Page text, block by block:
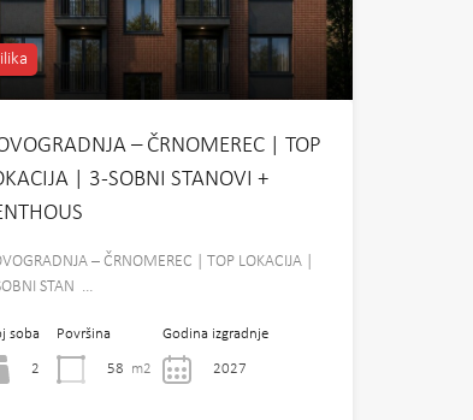
– ČRNOMEREC | TOP
| 3-SOBNI STANOVI +
– ČRNOMEREC | TOP LOKACIJA |
STAN …
soba
2
Površina
58 m2
Godina izgradnje
2027